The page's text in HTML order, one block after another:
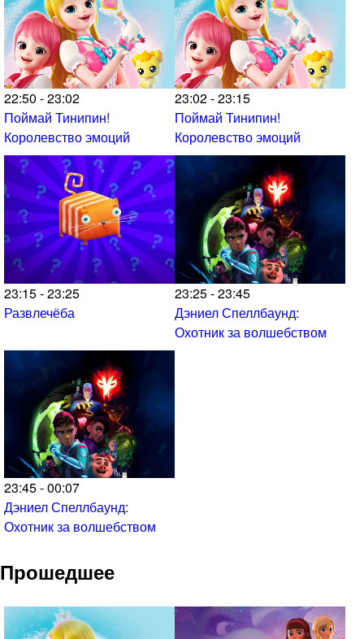
22:50 - 23:02
Поймай Тинипин!
Королевство эмоций
23:02 - 23:15
Поймай Тинипин!
Королевство эмоций
23:15 - 23:25
Развлечёба
23:25 - 23:45
Дэниел Спеллбаунд:
Охотник за волшебством
23:45 - 00:07
Дэниел Спеллбаунд:
Охотник за волшебством
Прошедшее